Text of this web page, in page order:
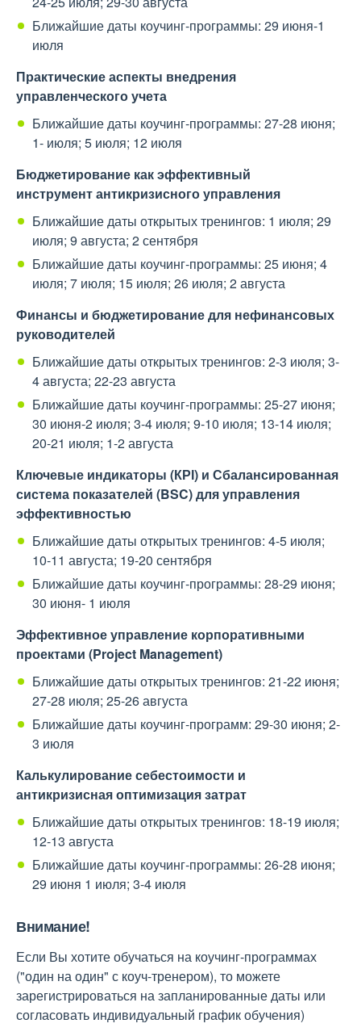
Ближайшие даты коучинг-программы: 29 июня-1
июля
Практические аспекты внедрения
управленческого учета
Ближайшие даты коучинг-программы: 27-28 июня;
1- июля; 5 июля; 12 июля
Бюджетирование как эффективный
инструмент антикризисного управления
Ближайшие даты открытых тренингов: 1 июля; 29
июля; 9 августа; 2 сентября
Ближайшие даты коучинг-программы: 25 июня; 4
июля; 7 июля; 15 июля; 26 июля; 2 августа
Финансы и бюджетирование для нефинансовых
руководителей
Ближайшие даты открытых тренингов: 2-3 июля; 3-
4 августа; 22-23 августа
Ближайшие даты коучинг-программы: 25-27 июня;
30 июня-2 июля; 3-4 июля; 9-10 июля; 13-14 июля;
20-21 июля; 1-2 августа
Ключевые индикаторы (КРІ) и Сбалансированная
система показателей (BSC) для управления
эффективностью
Ближайшие даты открытых тренингов: 4-5 июля;
10-11 августа; 19-20 сентября
Ближайшие даты коучинг-программы: 28-29 июня;
30 июня- 1 июля
Эффективное управление корпоративными
проектами (Project Management)
Ближайшие даты открытых тренингов: 21-22 июня;
27-28 июля; 25-26 августа
Ближайшие даты коучинг-программ: 29-30 июня; 2-
3 июля
Калькулирование себестоимости и
антикризисная оптимизация затрат
Ближайшие даты открытых тренингов: 18-19 июля;
12-13 августа
Ближайшие даты коучинг-программы: 26-28 июня;
29 июня 1 июля; 3-4 июля
Внимание!
Если Вы хотите обучаться на коучинг-программах
("один на один" с коуч-тренером), то можете
зарегистрироваться на запланированные даты или
согласовать индивидуальный график обучения)